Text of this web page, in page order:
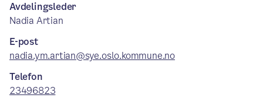
Avdelingsleder
Nadia Artian
E-post
nadia.ym.artian@sye.oslo.kommune.no
Telefon
23496823